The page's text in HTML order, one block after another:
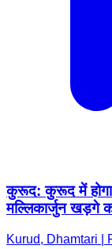
कुरूद: कुरूद में होगा
मल्लिकार्जुन खड़गे
Kurud, Dhamtari |